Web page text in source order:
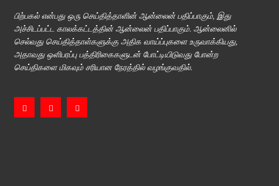
பிற்பகல் என்பது ஒரு செய்தித்தாளின் ஆன்லைன் பதிப்பாகும், இது
அச்சிடப்பட்ட காலக்கட்டத்தின் ஆன்லைன் பதிப்பாகும். ஆன்லைனில்
செல்வது செய்தித்தாள்களுக்கு அதிக வாய்ப்புகளை உருவாக்கியது,
அதாவது ஒளிபரப்பு பத்திரிகைகளுடன் போட்டியிடுவது போன்ற
செய்திகளை மிகவும் சரியான நேரத்தில் வழங்குவதில்.